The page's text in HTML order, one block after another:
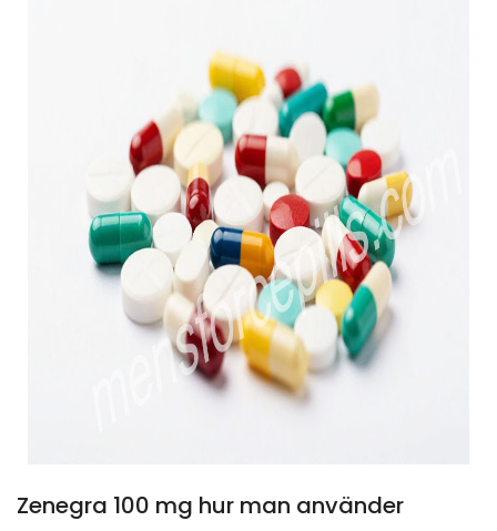
Zenegra 100 mg hur man använder